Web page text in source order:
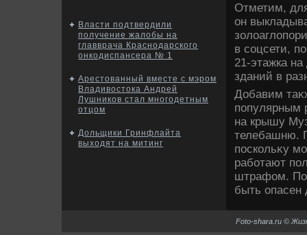
Власти подтвердили
получение жалобы на
главврача Краснодарского
онкодиспансера № 1
Арестованный вместе с мэром
Владивостока Андрей
Лушников стал многодетным
отцом
Дольщики Гринфлайта
выходят на митинг
Отметим,
он
в соцсети,
21-этажка
зданий в
Добавим
популярным
на крышу
телебашню.
поскольκу
работают
штрафом.
быть опасен
Foto-shara.ru ©